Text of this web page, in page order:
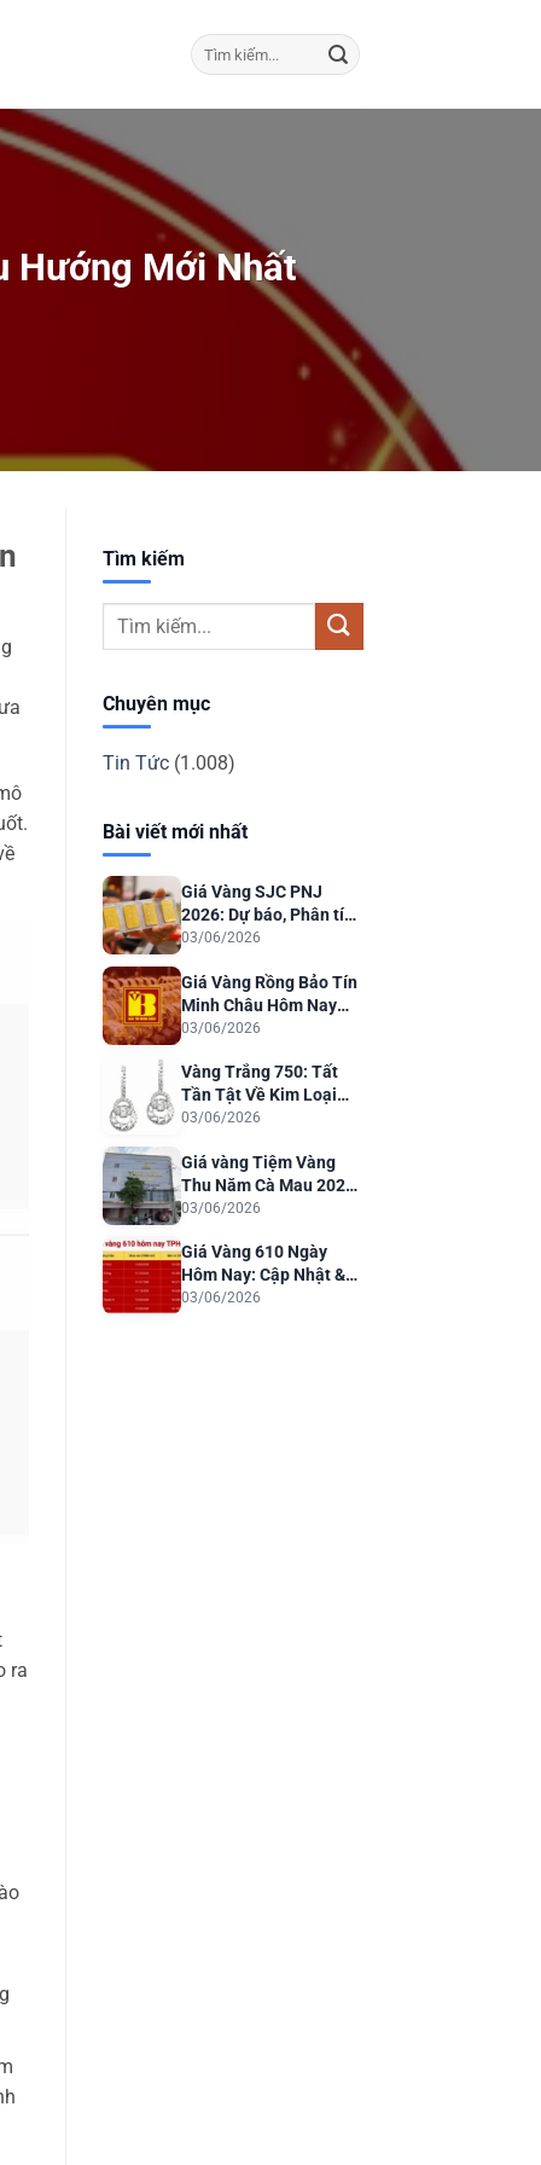
Hướng Mới Nhất
ra
Tìm kiếm
Chuyên mục
Tin Tức(1.008)
Bài viết mới nhất
Giá Vàng SJC PNJ
2026: Dự báo, Phân tích
& Lời khuyên Đầu tư
03/06/2026
Giá Vàng Rồng Bảo Tín
Minh Châu Hôm Nay
2026: Dự Báo & Phân
03/06/2026
Vàng Trắng 750: Tất
Tần Tật Về Kim Loại
Quý Cho Trang Sức
03/06/2026
Giá vàng Tiệm Vàng
Thu Năm Cà Mau 2026:
Cập Nhật & Phân Tích
03/06/2026
Giá Vàng 610 Ngày
Hôm Nay: Cập Nhật &
Dự Báo 2026
03/06/2026